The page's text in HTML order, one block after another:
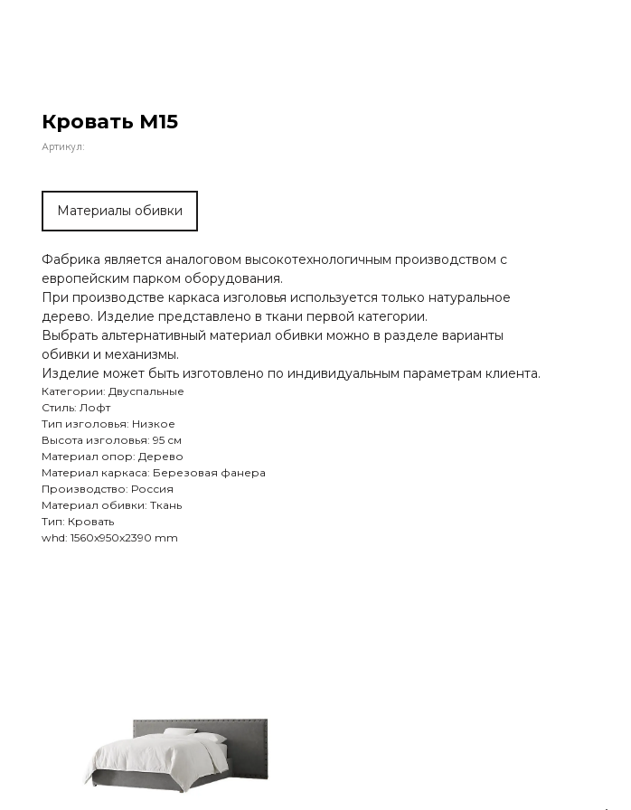
Кровать М15
Артикул:
Материалы обивки
Фабрика является аналоговом высокотехнологичным производством с
европейским парком оборудования.
При производстве каркаса изголовья используется только натуральное
дерево. Изделие представлено в ткани первой категории.
Выбрать альтернативный материал обивки можно в разделе варианты
обивки и механизмы.
Изделие может быть изготовлено по индивидуальным параметрам клиента.
Категории: Двуспальные
Стиль: Лофт
Тип изголовья: Низкое
Высота изголовья: 95 см
Материал опор: Дерево
Материал каркаса: Березовая фанера
Производство: Россия
Материал обивки: Ткань
Тип: Кровать
whd: 1560x950x2390 mm